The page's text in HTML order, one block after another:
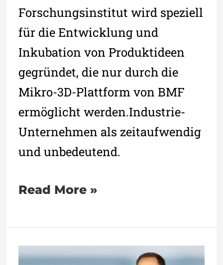
Forschungsinstitut wird speziell
für die Entwicklung und
Inkubation von Produktideen
gegründet, die nur durch die
Mikro-3D-Plattform von BMF
ermöglicht werden.Industrie-
Unternehmen als zeitaufwendig
und unbedeutend.
Read More »
BMF